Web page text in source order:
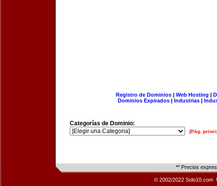
Registro de Dominios| Web Hosting |
Dominios Expirados | Industrias |
Categorías de Dominio:
[Pág.
** Precios
© 2002/2022 Solo10.com